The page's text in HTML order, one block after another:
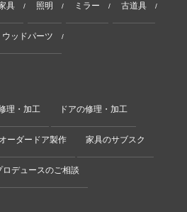
具 / 照明 / ミラー / 古道具 /
ウッドパーツ /
理・加工 ドアの修理・加工
オーダードア製作 家具のサブスク
ロデュースのご相談